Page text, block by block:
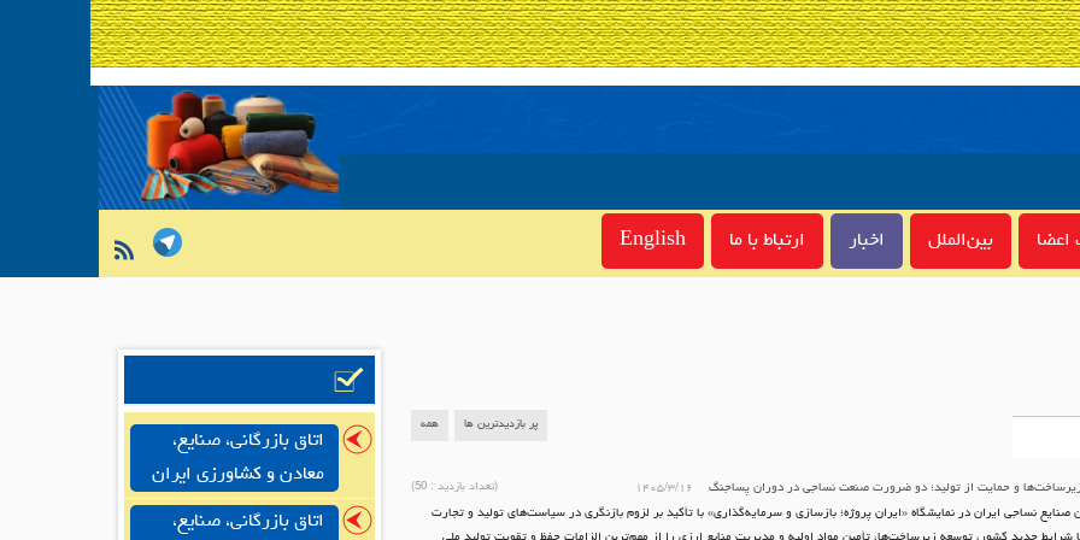
اعضا بین‌الملل اخبار ارتباط با ما English
پر بازدیدترین ها همه
و حمایت از تولید؛ دو ضرورت صنعت نساجی در دوران پساجنگ ۱۴۰۵/۳/۱۶ (تعداد بازدید : 50
)
صنایع نساجی ایران در نمایشگاه «ایران پروژه؛ بازسازی و سرمایه‌گذاری» با تأکید بر لزوم بازنگری در سیاست‌های تولید و تجارت
اتاق بازرگانی، صنایع،
معادن و کشاورزی ایران
اتاق بازرگانی، صنایع،